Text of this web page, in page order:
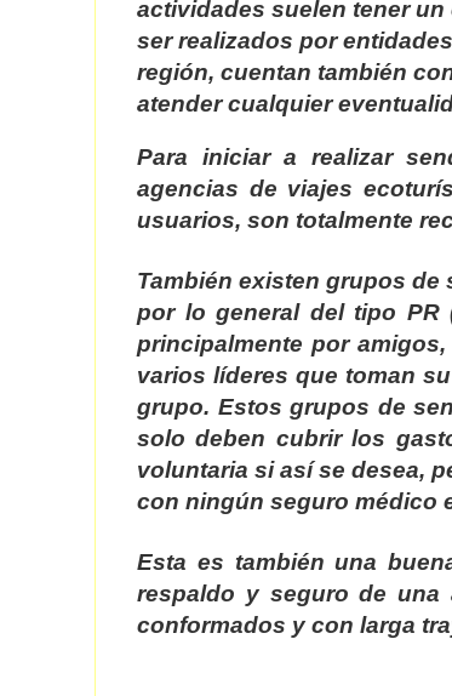
actividades suelen tener
ser realizados por
región, cuentan también
atender cualquier
Para iniciar a realizar
agencias de viajes
usuarios, son totalmente
También existen grupos
por lo general del tipo PR
principalmente por
varios líderes que toman
grupo. Estos grupos de
solo deben cubrir los
voluntaria si así se desea,
con ningún seguro médico
Esta es también una
respaldo y seguro de
conformados y con larga